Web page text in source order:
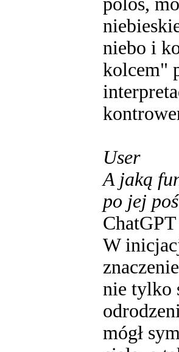
niebo i
kolcem"
User
A jaką
po jej
ChatGPT
W
nie tylko
mógł